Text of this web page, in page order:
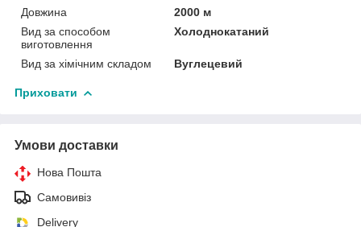
Довжина
2000 м
Вид за способом
виготовлення
Холоднокатаний
Вид за хімічним складом Вуглецевий
Приховати
Умови доставки
Нова Пошта
Самовивіз
Delivery